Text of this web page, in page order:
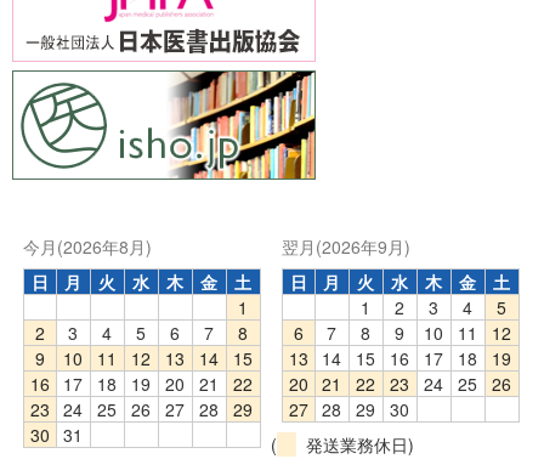
今月(2026年8月)
日
月 火 水 木 金
土
1
2
3 4 5 6 7
8
9
10 11 12 13 14
15
16
17 18 19 20 21
22
23
24 25 26 27 28
29
30
31
翌月(2026年9月)
日
月 火 水 木 金
土
1
2 3 4
5
6
7 8 9 10 11
12
13
14 15 16 17 18
19
20
21 22 23 24 25
26
27 28 29
30
(
発送業務休日)